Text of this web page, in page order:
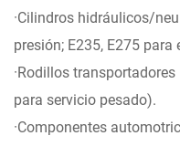
·Cilindros hidráulicos/
presión; E235, E275 para
·Rodillos
para servicio pesado).
·Componentes